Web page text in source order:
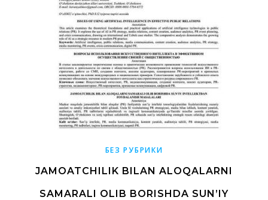
БЕЗ РУБРИКИ
JAMOATCHILIK BILAN ALOQALARNI
SAMARALI OLIB BORISHDA SUN’IY